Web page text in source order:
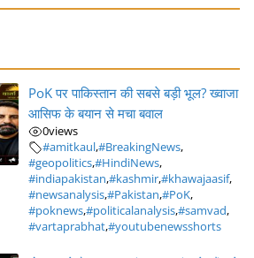
PoK पर पाकिस्तान की सबसे बड़ी भूल? ख्वाजा
आसिफ के बयान से मचा बवाल
0views
#amitkaul,#BreakingNews,
#geopolitics,#HindiNews,
#indiapakistan,#kashmir,#khawajaasif,
#newsanalysis,#Pakistan,#PoK,
#poknews,#politicalanalysis,#samvad,
#vartaprabhat,#youtubenewsshorts